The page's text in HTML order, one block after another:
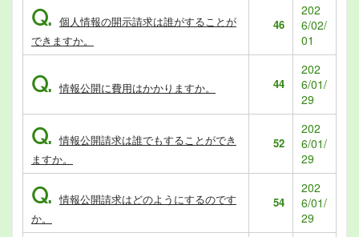
Q. 個人情報の開示請求は誰がすることが
できますか。
46
202
6/02/
01
Q. 情報公開に費用はかかりますか。 44
202
6/01/
29
Q. 情報公開請求は誰でもすることができ
ますか。
52
202
6/01/
29
Q. 情報公開請求はどのようにするのです
か。
54
202
6/01/
29